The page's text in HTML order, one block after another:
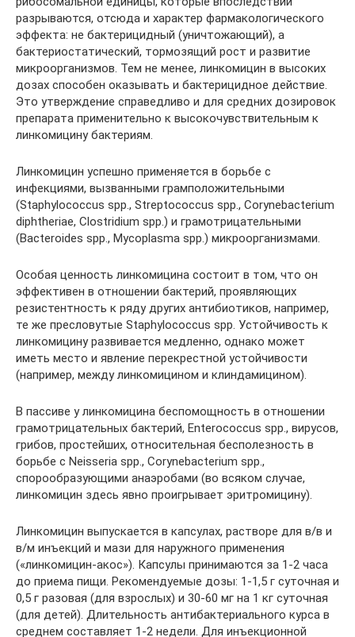
разрываются, отсюда и характер фармакологического
эффекта: не бактерицидный (уничтожающий), а
бактериостатический, тормозящий рост и развитие
микроорганизмов. Тем не менее, линкомицин в высоких
дозах способен оказывать и бактерицидное действие.
Это утверждение справедливо и для средних дозировок
препарата применительно к высокочувствительным к
линкомицину бактериям.
Линкомицин успешно применяется в борьбе с
инфекциями, вызванными грамположительными
(Staphylococcus spp., Streptococcus spp., Corynebacterium
diphtheriae, Clostridium spp.) и грамотрицательными
(Bacteroides spp., Mycoplasma spp.) микроорганизмами.
Особая ценность линкомицина состоит в том, что он
эффективен в отношении бактерий, проявляющих
резистентность к ряду других антибиотиков, например,
те же пресловутые Staphylococcus spp. Устойчивость к
линкомицину развивается медленно, однако может
иметь место и явление перекрестной устойчивости
(например, между линкомицином и клиндамицином).
В пассиве у линкомицина беспомощность в отношении
грамотрицательных бактерий, Enterococcus spp., вирусов,
грибов, простейших, относительная бесполезность в
борьбе с Neisseria spp., Corynebacterium spp.,
спорообразующими анаэробами (во всяком случае,
линкомицин здесь явно проигрывает эритромицину).
Линкомицин выпускается в капсулах, растворе для в/в и
в/м инъекций и мази для наружного применения
(«линкомицин-акос»). Капсулы принимаются за 1-2 часа
до приема пищи. Рекомендуемые дозы: 1-1,5 г суточная и
0,5 г разовая (для взрослых) и 30-60 мг на 1 кг суточная
(для детей). Длительность антибактериального курса в
среднем составляет 1-2 недели. Для инъекционной